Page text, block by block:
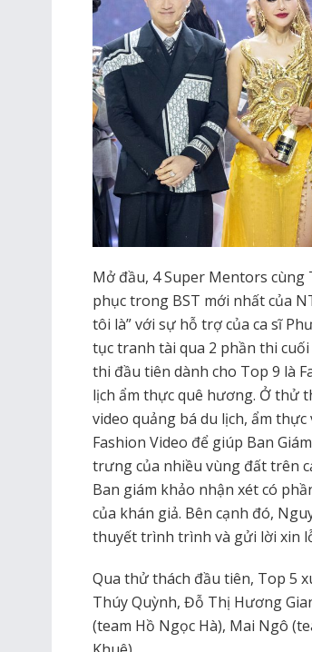
Mở đầu, 4 Super Mentors cùng
phục trong BST mới nhất của
tôi là” với sự hỗ trợ của ca sĩ
tục tranh tài qua 2 phần thi
thi đầu tiên dành cho Top 9 là
lịch ẩm thực quê hương. Ở thử
video quảng bá du lịch, ẩm
Fashion Video để giúp Ban
trưng của nhiều vùng đất trên
Ban giám khảo nhận xét có
của khán giả. Bên cạnh đó,
thuyết trình trình và gửi lời xin
Qua thử thách đầu tiên, Top 5
Thúy Quỳnh, Đỗ Thị Hương
(team Hồ Ngọc Hà), Mai Ngô